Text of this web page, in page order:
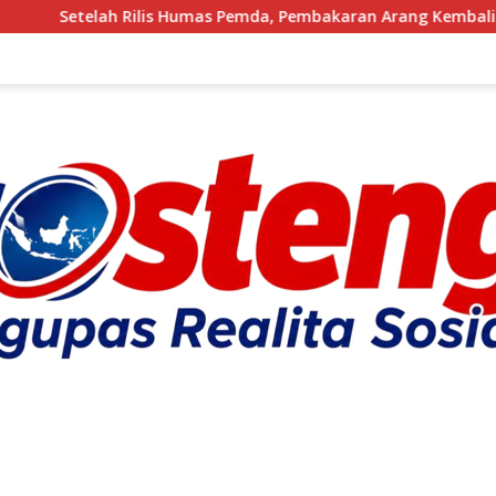
Pemda, Pembakaran Arang Kembali Berjalan, Ada Apa